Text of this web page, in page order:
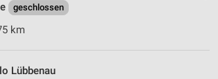
geschlossen
km
Lübbenau